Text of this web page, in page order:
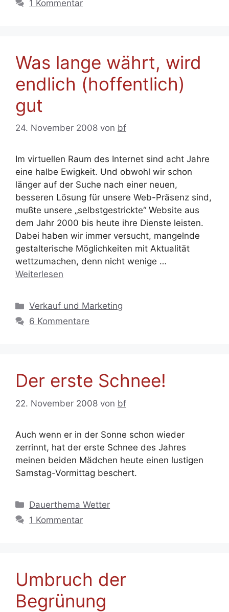
1 Kommentar
Was lange währt, wird
endlich (hoffentlich)
gut
24. November 2008 von bf
Im virtuellen Raum des Internet sind acht Jahre
eine halbe Ewigkeit. Und obwohl wir schon
länger auf der Suche nach einer neuen,
besseren Lösung für unsere Web-Präsenz sind,
mußte unsere „selbstgestrickte“ Website aus
dem Jahr 2000 bis heute ihre Dienste leisten.
Dabei haben wir immer versucht, mangelnde
gestalterische Möglichkeiten mit Aktualität
wettzumachen, denn nicht wenige …
Weiterlesen
Kategorien
Verkauf und Marketing
6 Kommentare
Der erste Schnee!
22. November 2008 von bf
Auch wenn er in der Sonne schon wieder
zerrinnt, hat der erste Schnee des Jahres
meinen beiden Mädchen heute einen lustigen
Samstag-Vormittag beschert.
Kategorien
Dauerthema Wetter
1 Kommentar
Umbruch der
Begrünung